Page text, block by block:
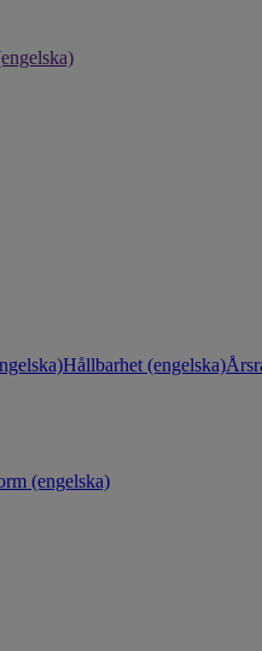
Hållbarhet (engelska)
(engelska)